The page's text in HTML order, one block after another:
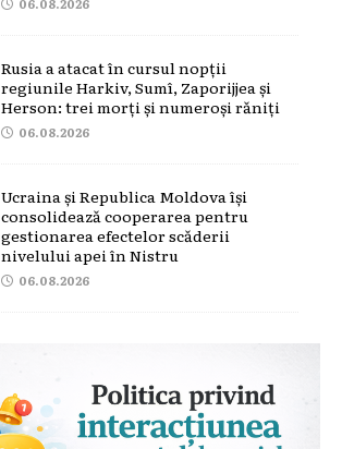
Rusia a atacat în cursul nopții
regiunile Harkiv, Sumî, Zaporijjea și
Herson: trei morți și numeroși răniți
06.08.2026
Ucraina și Republica Moldova își
consolidează cooperarea pentru
gestionarea efectelor scăderii
nivelului apei în Nistru
06.08.2026